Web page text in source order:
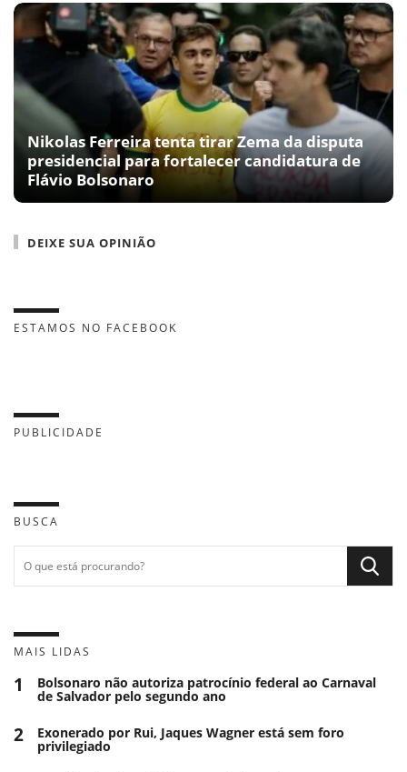
Nikolas Ferreira tenta tirar Zema da disputa
presidencial para fortalecer candidatura de
Flávio Bolsonaro
DEIXE SUA OPINIÃO
ESTAMOS NO FACEBOOK
PUBLICIDADE
BUSCA
MAIS LIDAS
1 Bolsonaro não autoriza patrocínio federal ao Carnaval
de Salvador pelo segundo ano
2 Exonerado por Rui, Jaques Wagner está sem foro
privilegiado